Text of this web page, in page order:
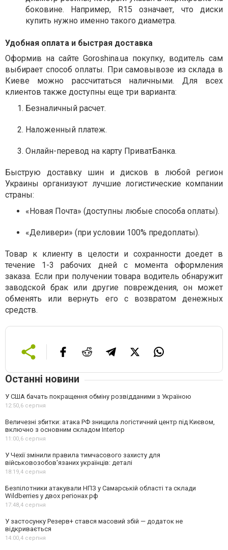
боковине. Например, R15 означает, что диски
купить нужно именно такого диаметра.
Удобная оплата и быстрая доставка
Оформив на сайте Goroshina.ua покупку, водитель сам
выбирает способ оплаты. При самовывозе из склада в
Киеве можно рассчитаться наличными. Для всех
клиентов также доступны еще три варианта:
Безналичный расчет.
Наложенный платеж.
Онлайн-перевод на карту ПриватБанка.
Быструю доставку шин и дисков в любой регион
Украины организуют лучшие логистические компании
страны:
«Новая Почта» (доступны любые способа оплаты).
«Деливери» (при условии 100% предоплаты).
Товар к клиенту в целости и сохранности доедет в
течение 1-3 рабочих дней с момента оформления
заказа. Если при получении товара водитель обнаружит
заводской брак или другие повреждения, он может
обменять или вернуть его с возвратом денежных
средств.
Останні новини
У США бачать покращення обміну розвідданими з Україною
12:50,6 серпня
Величезні збитки: атака РФ знищила логістичний центр під Києвом,
включно з основним складом Intertop
11:00,6 серпня
У Чехії змінили правила тимчасового захисту для
військовозобов'язаних українців: деталі
18:19,4 серпня
Безпілотники атакували НПЗ у Самарській області та склади
Wildberries у двох регіонах рф
17:48,4 серпня
У застосунку Резерв+ стався масовий збій — додаток не
відкривається
14:00,4 серпня